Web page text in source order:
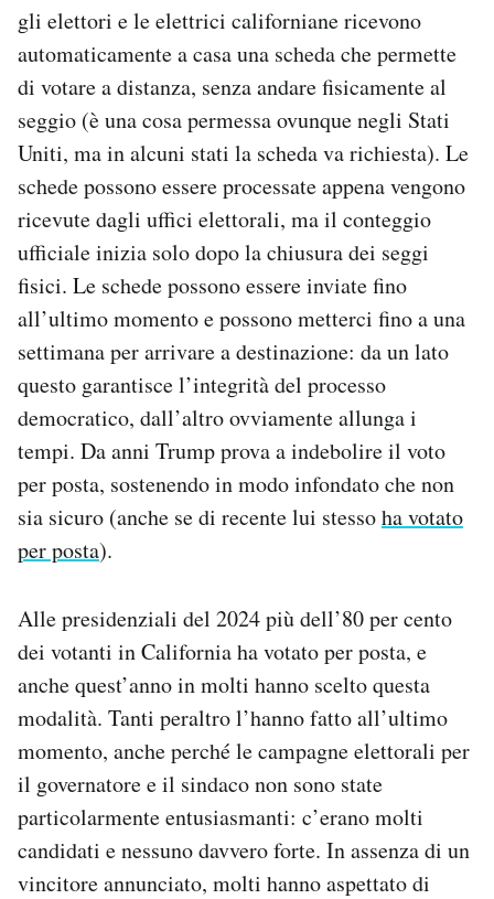
gli elettori e le elettrici californiane ricevono
automaticamente a casa una scheda che permette
di votare a distanza, senza andare fisicamente al
seggio (è una cosa permessa ovunque negli Stati
Uniti, ma in alcuni stati la scheda va richiesta). Le
schede possono essere processate appena vengono
ricevute dagli uffici elettorali, ma il conteggio
ufficiale inizia solo dopo la chiusura dei seggi
fisici. Le schede possono essere inviate fino
all’ultimo momento e possono metterci fino a una
settimana per arrivare a destinazione: da un lato
questo garantisce l’integrità del processo
democratico, dall’altro ovviamente allunga i
tempi. Da anni Trump prova a indebolire il voto
per posta, sostenendo in modo infondato che non
sia sicuro (anche se di recente lui stessoha votato
per posta).
Alle presidenziali del 2024 più dell’80 per cento
dei votanti in California ha votato per posta, e
anche quest’anno in molti hanno scelto questa
modalità. Tanti peraltro l’hanno fatto all’ultimo
momento, anche perché le campagne elettorali per
il governatore e il sindaco non sono state
particolarmente entusiasmanti: c’erano molti
candidati e nessuno davvero forte. In assenza di un
vincitore annunciato, molti hanno aspettato di